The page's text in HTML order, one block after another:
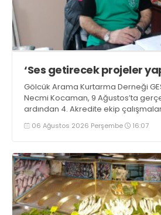
‘Ses getirecek projeler
Gölcük Arama Kurtarma Derneği
Necmi Kocaman, 9 Ağustos’ta
ardından 4. Akredite ekip
tamamlayacaklarını ifade ederek
bulundu. Kocaman, “Gölcük’te ve
06 Ağustos 2026 Perşembe 16:07